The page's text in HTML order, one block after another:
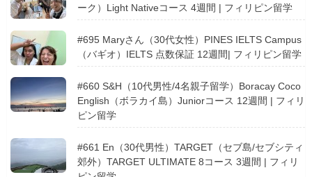
ーク）Light Nativeコース 4週間 | フィリピン留学
#695 Maryさん（30代女性）PINES IELTS Campus
（バギオ）IELTS 点数保証 12週間| フィリピン留学
#660 S&H（10代男性/4名親子留学）Boracay Coco
English（ボラカイ島）Juniorコース 12週間 | フィリ
ピン留学
#661 En（30代男性）TARGET（セブ島/セブシティ
郊外）TARGET ULTIMATE 8コース 3週間 | フィリ